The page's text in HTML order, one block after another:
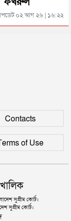
ফরহাদ- বাদশা
৩ শতাধিক
০২ আগ ২৬ | ১৬:২২
Contacts
of Use
সুপ্রীম কোর্ট।
সুপ্রীম কোর্ট।